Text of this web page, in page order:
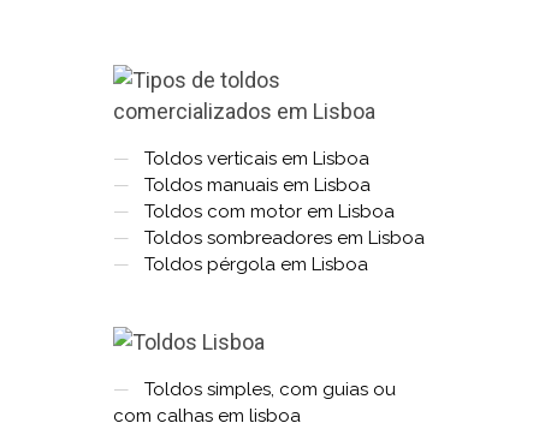
—
Toldos verticais em Lisboa
—
Toldos manuais em Lisboa
—
Toldos com motor em Lisboa
—
Toldos sombreadores em Lisboa
—
Toldos pérgola em Lisboa
—
Toldos simples, com guias ou
com calhas em lisboa